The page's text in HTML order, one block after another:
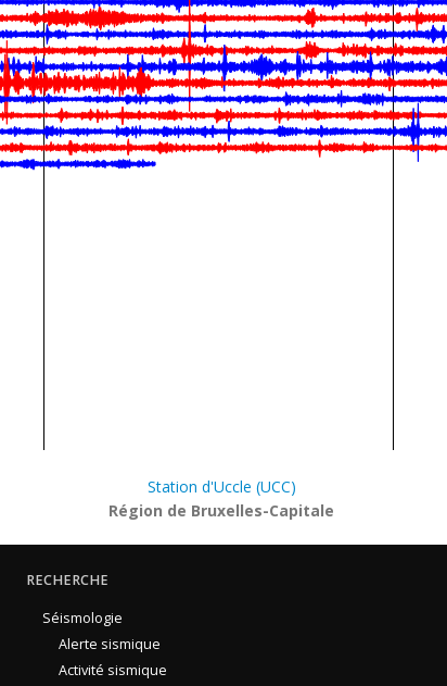
Station d'Uccle (UCC)
Région de Bruxelles-Capitale
RECHERCHE
Séismologie
Alerte sismique
Activité sismique